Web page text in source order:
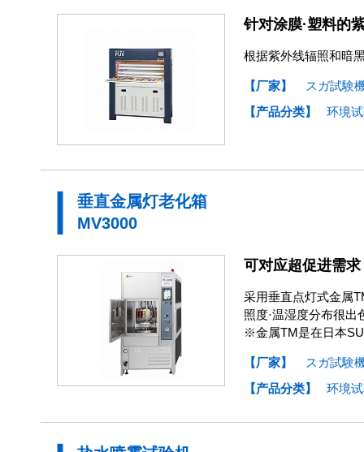
针对涂膜·塑料的
根据紫外线辐照和暗
【厂家】
スガ試験
【产品分类】
环境
垂直金属灯老化箱
MV3000
可对应超促进需求
采用垂直点灯式金属
照度·温湿度分布很出
※金属TM是在日本
【厂家】
スガ試験
【产品分类】
环境